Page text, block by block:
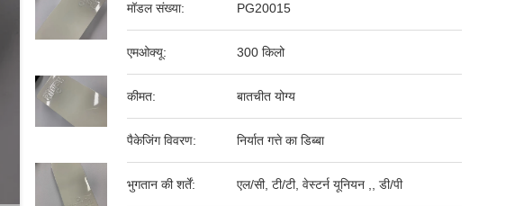
मॉडल संख्या: PG20015
एमओक्यू: 300 किलो
कीमत: बातचीत योग्य
पैकेजिंग विवरण: निर्यात गत्ते का डिब्बा
भुगतान की शर्तें: एल/सी, टी/टी, वेस्टर्न यूनियन ,, डी/पी